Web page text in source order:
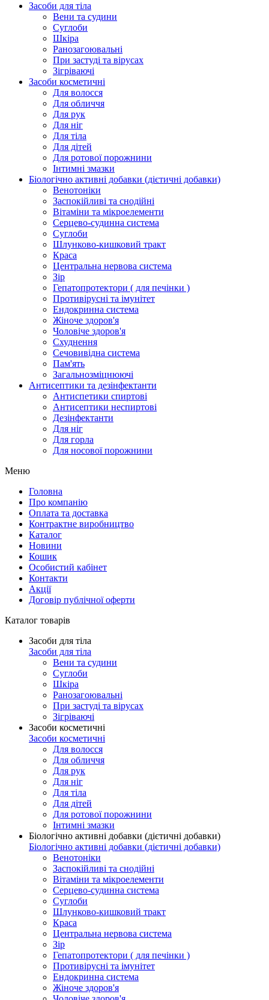
Засоби для тіла
Вени та судини
Суглоби
Шкіра
Ранозагоювальні
При застуді та вірусах
Зігріваючі
Засоби косметичні
Для волосся
Для обличчя
Для рук
Для ніг
Для тіла
Для дітей
Для ротової порожнини
Інтимні змазки
Біологічно активні добавки (дієтичні добавки)
Венотоніки
Заспокійливі та снодійні
Вітаміни та мікроелементи
Серцево-судинна система
Суглоби
Шлунково-кишковий тракт
Краса
Центральна нервова система
Зір
Гепатопротектори ( для печінки )
Противірусні та імунітет
Ендокринна система
Жіноче здоров'я
Чоловіче здоров'я
Схуднення
Сечовивідна система
Пам'ять
Загальнозміцнюючі
Антисептики та дезінфектанти
Антиспетики спиртові
Антисептики неспиртові
Дезінфектанти
Для ніг
Для горла
Для носової порожнини
Меню
Головна
Про компанію
Оплата та доставка
Контрактне виробництво
Каталог
Новини
Кошик
Особистий кабінет
Контакти
Акції
Договір публічної оферти
Каталог товарів
Засоби для тіла
Засоби для тіла
Вени та судини
Суглоби
Шкіра
Ранозагоювальні
При застуді та вірусах
Зігріваючі
Засоби косметичні
Засоби косметичні
Для волосся
Для обличчя
Для рук
Для ніг
Для тіла
Для дітей
Для ротової порожнини
Інтимні змазки
Біологічно активні добавки (дієтичні добавки)
Біологічно активні добавки (дієтичні добавки)
Венотоніки
Заспокійливі та снодійні
Вітаміни та мікроелементи
Серцево-судинна система
Суглоби
Шлунково-кишковий тракт
Краса
Центральна нервова система
Зір
Гепатопротектори ( для печінки )
Противірусні та імунітет
Ендокринна система
Жіноче здоров'я